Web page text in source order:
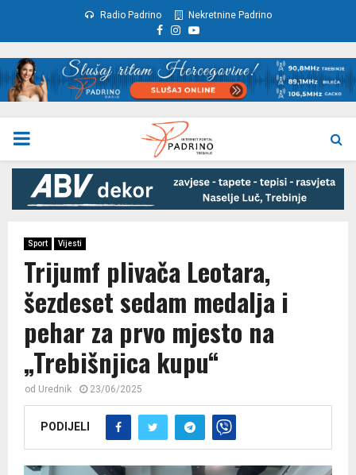
Radio Padrino Nekretnine Padrino
Facebook
Instagram
Youtube
PRIMARY
MENU
Sport Vijesti
Trijumf plivača Leotara,
šezdeset sedam medalja i
pehar za prvo mjesto na
„Trebišnjica kupu“
od Urednik 23/06/2025
PODIJELI